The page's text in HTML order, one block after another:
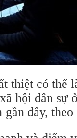
thiệt có thể
hội dân sự
đây, theo